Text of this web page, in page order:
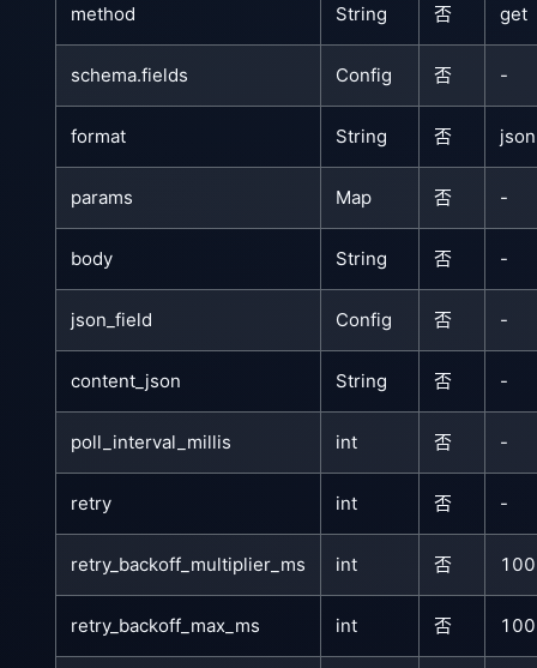
method String 否 get
schema.fields Config 否 -
format String 否 json
params Map 否 -
body String 否 -
json_field Config 否 -
content_json String 否 -
poll_interval_millis int 否 -
retry int 否 -
retry_backoff_multiplier_ms int 否 100
retry_backoff_max_ms int 否